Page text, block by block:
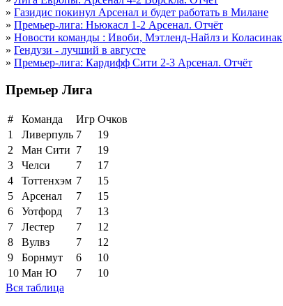
» Газидис покинул Арсенал и будет работать в Милане
» Премьер-лига: Ньюкасл 1-2 Арсенал. Отчёт
» Новости команды : Ивоби, Мэтленд-Найлз и Коласинак
» Гендузи - лучший в августе
» Премьер-лига: Кардифф Сити 2-3 Арсенал. Отчёт
Премьер Лига
# Команда Игр Очков
1
Ливерпуль 7
19
2
Ман Сити 7
19
3
Челси 7
17
4
Тоттенхэм 7
15
5
Арсенал 7
15
6
Уотфорд 7
13
7
Лестер 7
12
8
Вулвз 7
12
9
Борнмут 6
10
10 Ман Ю 7
10
Вся таблица